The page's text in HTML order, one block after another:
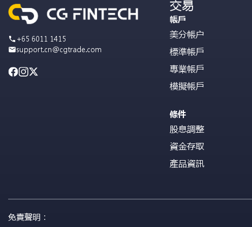
+65 6011 1415
support.cn@cgtrade.com
交易
帳戶
美分帳户
標準帳戶
專業帳戶
模擬帳戶
條件
股息調整
資金存取
產品資訊
免責聲明：